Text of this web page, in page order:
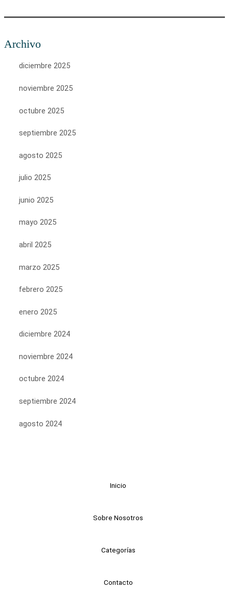
Archivo
diciembre 2025
noviembre 2025
octubre 2025
septiembre 2025
agosto 2025
julio 2025
junio 2025
mayo 2025
abril 2025
marzo 2025
febrero 2025
enero 2025
diciembre 2024
noviembre 2024
octubre 2024
septiembre 2024
agosto 2024
Inicio
Sobre Nosotros
Categorías
Contacto